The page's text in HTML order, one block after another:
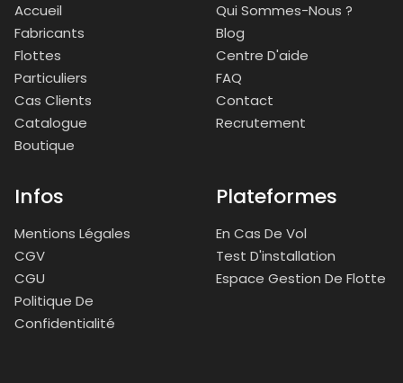
Accueil
Fabricants
Flottes
Particuliers
Cas Clients
Catalogue
Boutique
Qui Sommes-Nous ?
Blog
Centre D'aide
FAQ
Contact
Recrutement
Infos
Mentions Légales
CGV
CGU
Politique De
Confidentialité
Plateformes
En Cas De Vol
Test D'installation
Espace Gestion De Flotte